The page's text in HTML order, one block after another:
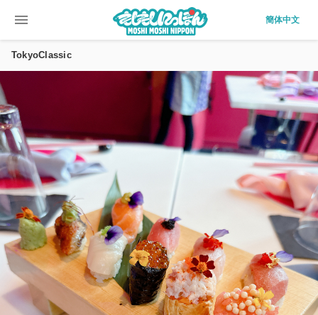
menu 簡体中文
TokyoClassic